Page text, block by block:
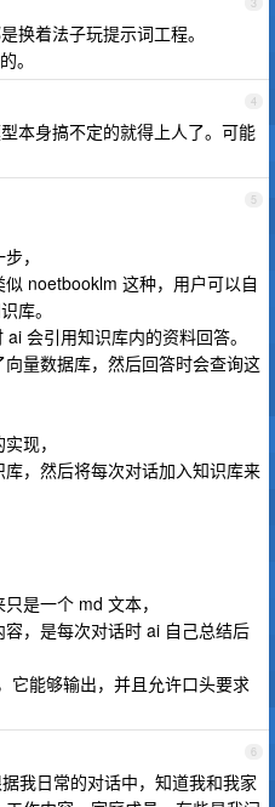
换着法子玩提示词工程。
。
4
本身搞不定的就得上人了。可能
5
，
noetbooklm 这种，用户可以自
库。
会引用知识库内的资料回答。
量数据库，然后回答时会查询这
现，
，然后将每次对话加入知识库来
是一个 md 文本，
，是每次对话时 ai 自己总结后
它能够输出，并且允许口头要求
6
我日常的对话中，知道我和我家